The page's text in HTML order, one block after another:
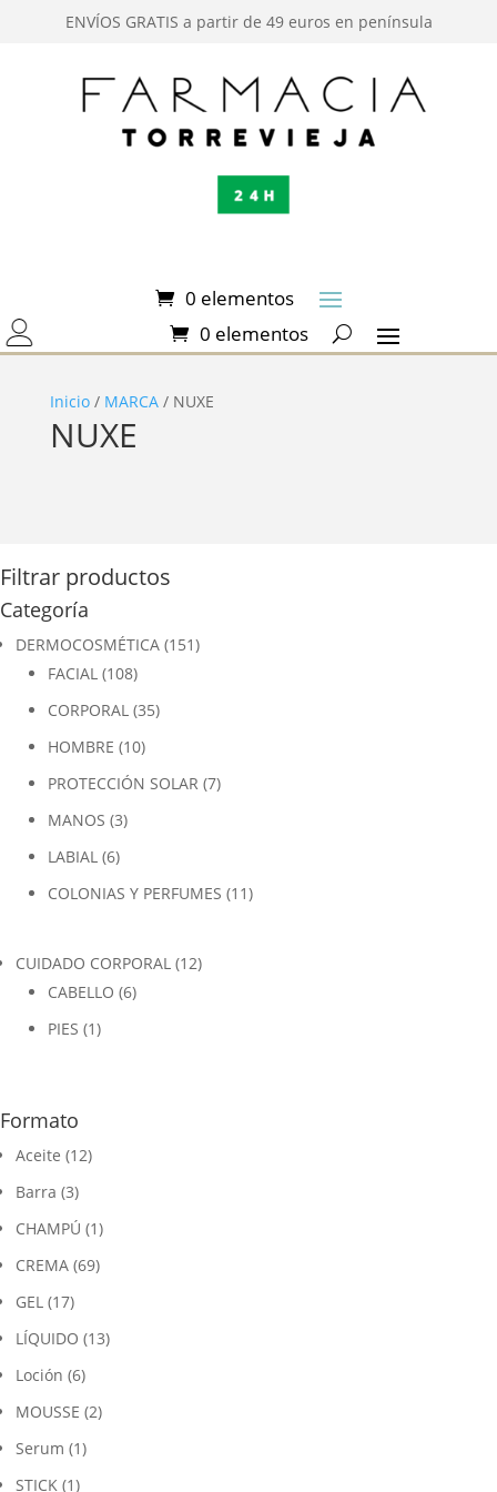
ENVÍOS GRATIS a partir de 49 euros en península
0 elementos
0 elementos
Inicio/ MARCA/ NUXE
NUXE
Filtrar productos
Categoría
DERMOCOSMÉTICA (151)
FACIAL (108)
CORPORAL (35)
HOMBRE (10)
PROTECCIÓN SOLAR (7)
MANOS (3)
LABIAL (6)
COLONIAS Y PERFUMES (11)
CUIDADO CORPORAL (12)
CABELLO (6)
PIES (1)
Formato
Aceite (12)
Barra (3)
CHAMPÚ (1)
CREMA (69)
GEL (17)
LÍQUIDO (13)
Loción (6)
MOUSSE (2)
Serum (1)
STICK (1)